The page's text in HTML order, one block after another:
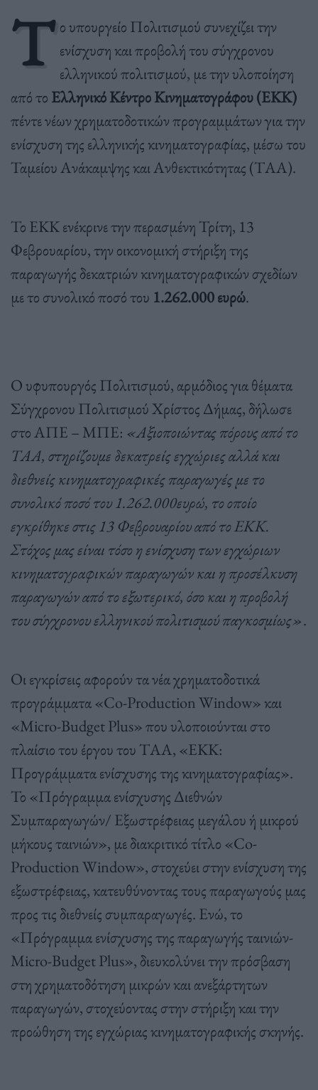
Τ ο υπουργείο Πολιτισμού συνεχίζει την
ενίσχυση και προβολή του σύγχρονου
ελληνικού πολιτισμού, με την υλοποίηση
από το Ελληνικό Κέντρο Κινηματογράφου (ΕΚΚ)
πέντε νέων χρηματοδοτικών προγραμμάτων για την
ενίσχυση της ελληνικής κινηματογραφίας, μέσω του
Ταμείου Ανάκαμψης και Ανθεκτικότητας (ΤΑΑ).
Το ΕΚΚ ενέκρινε την περασμένη Τρίτη, 13
Φεβρουαρίου, την οικονομική στήριξη της
παραγωγής δεκατριών κινηματογραφικών σχεδίων
με το συνολικό ποσό του 1.262.000 ευρώ.
Ο υφυπουργός Πολιτισμού, αρμόδιος για θέματα
Σύγχρονου Πολιτισμού Χρίστος Δήμας, δήλωσε
στο ΑΠΕ – ΜΠΕ: «Αξιοποιώντας πόρους από το
ΤΑΑ, στηρίζουμε δεκατρείς εγχώριες αλλά και
διεθνείς κινηματογραφικές παραγωγές με το
συνολικό ποσό του 1.262.000ευρώ, το οποίο
εγκρίθηκε στις 13 Φεβρουαρίου από το ΕΚΚ.
Στόχος μας είναι τόσο η ενίσχυση των εγχώριων
κινηματογραφικών παραγωγών και η προσέλκυση
παραγωγών από το εξωτερικό, όσο και η προβολή
του σύγχρονου ελληνικού πολιτισμού παγκοσμίως».
Οι εγκρίσεις αφορούν τα νέα χρηματοδοτικά
προγράμματα «Co-Production Window» και
«Micro-Budget Plus» που υλοποιούνται στο
πλαίσιο του έργου του ΤΑΑ, «ΕΚΚ:
Προγράμματα ενίσχυσης της κινηματογραφίας».
Το «Πρόγραμμα ενίσχυσης Διεθνών
Συμπαραγωγών/ Εξωστρέφειας μεγάλου ή μικρού
μήκους ταινιών», με διακριτικό τίτλο «Co-
Production Window», στοχεύει στην ενίσχυση της
εξωστρέφειας, κατευθύνοντας τους παραγωγούς μας
προς τις διεθνείς συμπαραγωγές. Ενώ, το
«Πρόγραμμα ενίσχυσης της παραγωγής ταινιών-
Micro-Budget Plus», διευκολύνει την πρόσβαση
στη χρηματοδότηση μικρών και ανεξάρτητων
παραγωγών, στοχεύοντας στην στήριξη και την
προώθηση της εγχώριας κινηματογραφικής σκηνής.